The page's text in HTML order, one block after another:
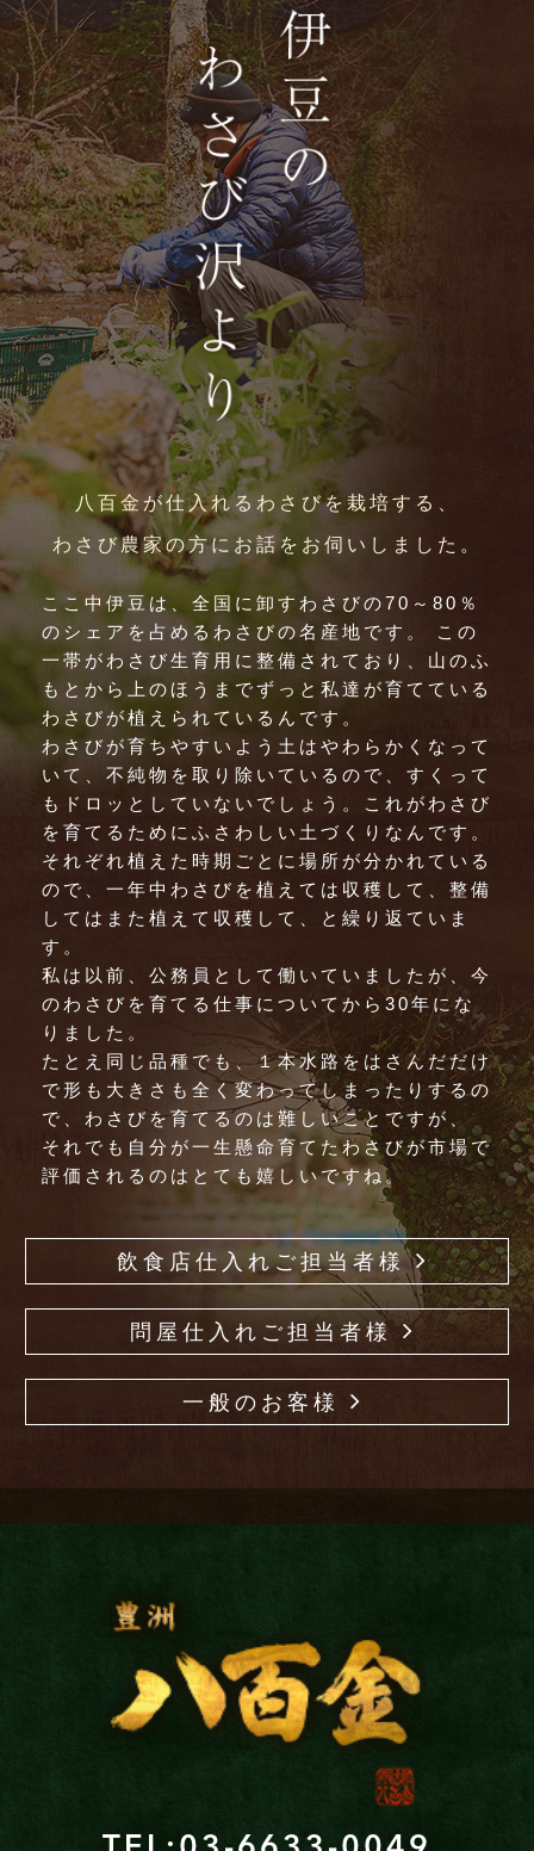
八百金が仕入れるわさびを栽培する、
わさび農家の方にお話をお伺いしました。
ここ中伊豆は、全国に卸すわさびの70～80％
のシェアを占めるわさびの名産地です。 この
一帯がわさび生育用に整備されており、山のふ
もとから上のほうまでずっと私達が育てている
わさびが植えられているんです。
わさびが育ちやすいよう土はやわらかくなって
いて、不純物を取り除いているので、すくって
もドロッとしていないでしょう。これがわさび
を育てるためにふさわしい土づくりなんです。
それぞれ植えた時期ごとに場所が分かれている
ので、一年中わさびを植えては収穫して、整備
してはまた植えて収穫して、と繰り返ていま
す。
私は以前、公務員として働いていましたが、今
のわさびを育てる仕事についてから30年にな
りました。
たとえ同じ品種でも、１本水路をはさんだだけ
で形も大きさも全く変わってしまったりするの
で、わさびを育てるのは難しいことですが、
それでも自分が一生懸命育てたわさびが市場で
評価されるのはとても嬉しいですね。
飲食店仕入れご担当者様
問屋仕入れご担当者様
一般のお客様